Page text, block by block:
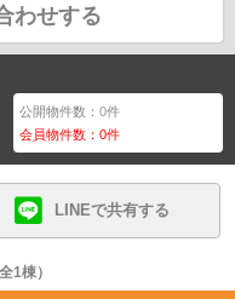
わせする
公開物件数：0件
会員物件数：0件
LINEで共有する
1棟）